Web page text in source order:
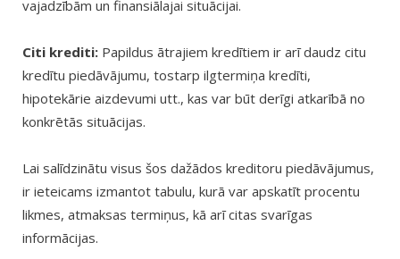
vajadzībām un finansiālajai situācijai.
Citi krediti: Papildus ātrajiem kredītiem ir arī daudz citu
kredītu piedāvājumu, tostarp ilgtermiņa kredīti,
hipotekārie aizdevumi utt., kas var būt derīgi atkarībā no
konkrētās situācijas.
Lai salīdzinātu visus šos dažādos kreditoru piedāvājumus,
ir ieteicams izmantot tabulu, kurā var apskatīt procentu
likmes, atmaksas termiņus, kā arī citas svarīgas
informācijas.